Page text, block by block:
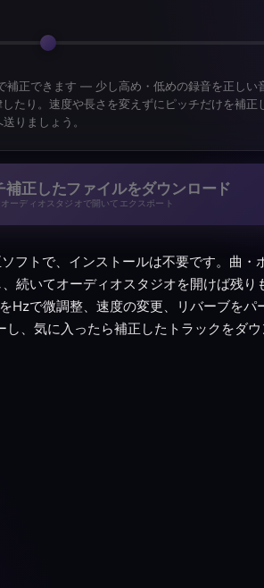
補正できます — 少し高め・低めの録音を正しい
たり。速度や長さを変えずにピッチだけを補正
りましょう。
補正したファイルをダウンロード
オーディオスタジオで開いてエクスポート
フトで、インストールは不要です。曲・
続いてオーディオスタジオを開けば残り
Hzで微調整、速度の変更、リバーブをパ
、気に入ったら補正したトラックをダウ